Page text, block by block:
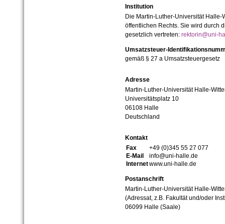
Institution
Die Martin-Luther-Universität
öffentlichen Rechts. Sie wird durch
gesetzlich vertreten: rektorin@uni-
Umsatzsteuer-
gemäß § 27 a Umsatzsteuergesetz
Adresse
Martin-Luther-Universität Halle-
Universitätsplatz 10
06108 Halle
Deutschland
Kontakt
Fax
+49 (0)345 55 27 077
E-Mail
info@uni-halle.de
Internetwww.uni-halle.de
Postanschrift
Martin-Luther-Universität Halle-
(Adressat, z.B. Fakultät und/oder
06099 Halle (Saale)